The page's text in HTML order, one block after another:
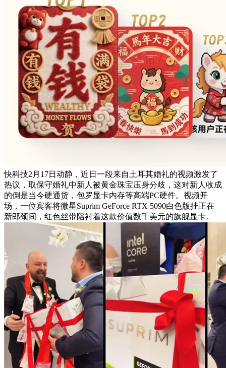
快科技2月17日动静，近日一段来自土耳其婚礼的视频激发了
热议，取保守婚礼中新人被黄金珠宝压身分歧，这对新人收成
的倒是当今硬通货，包罗显卡内存等高端PC硬件。视频开
场，一位宾客将微星Suprim GeForce RTX 5090白色版挂正在
新郎颈间，红色丝带陪衬着这款价值数千美元的旗舰显卡。